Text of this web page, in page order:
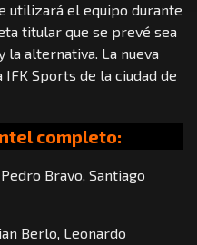
utilizará el equipo durante
titular que se prevé sea
la alternativa. La nueva
Sports de la ciudad de
completo:
Bravo, Santiago
Berlo, Leonardo